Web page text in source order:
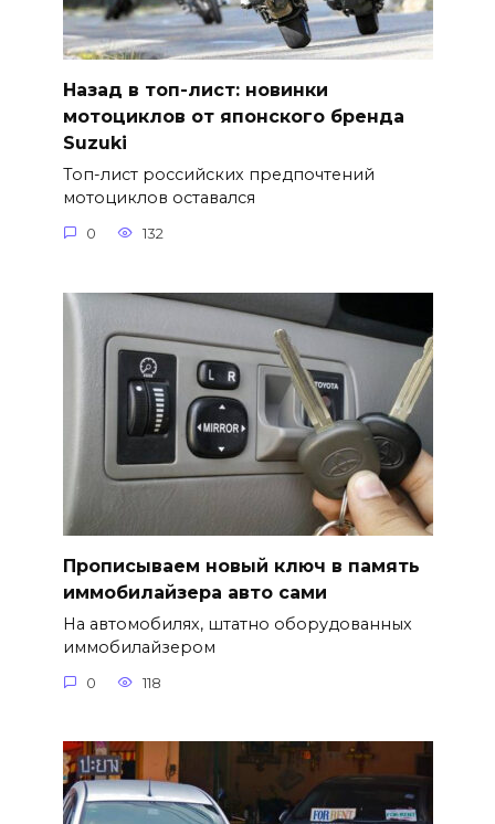
Назад в топ-лист: новинки
мотоциклов от японского бренда
Suzuki
Топ-лист российских предпочтений
мотоциклов оставался
0 132
Прописываем новый ключ в память
иммобилайзера авто сами
На автомобилях, штатно оборудованных
иммобилайзером
0 118